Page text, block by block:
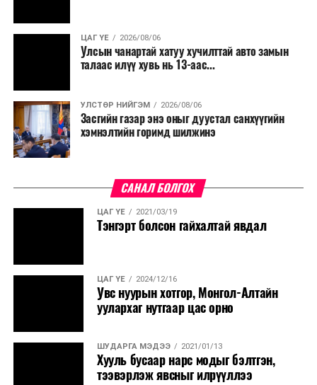
сургалтыг цахим хэлбэрт шилжүүлэх, төрийн албан
хаагчдыг зарим өдрүүдэд цахимаар ажиллуулах арга
хэмжээг үргэлжлүүлэхийг үүрэг болголоо.
Төсвийн сахилга бат сайжирч, эдийн засгийн нөхцөл
байдал хэвийн болсон тохиолдолд эдгээр
хязгаарлалтыг үе шаттайгаар сулруулах юм.
ЦАГ ҮЕ 2026/08/06
Улсын чанартай хатуу хучилттай авто замын
талаас илүү хувь нь 13-аас...
УЛСТӨР НИЙГЭМ 2026/08/06
Засгийн газар энэ оныг дуустал санхүүгийн
хэмнэлтийн горимд шилжинэ
САНАЛ БОЛГОХ
ЦАГ ҮЕ 2021/03/19
Тэнгэрт болсон гайхалтай явдал
ЦАГ ҮЕ 2024/12/16
Увс нуурын хотгор, Монгол-Алтайн
уулархаг нутгаар цас орно
ШУДАРГА МЭДЭЭ 2021/01/13
Хууль бусаар нарс модыг бэлтгэн,
тээвэрлэж явсныг илрүүллээ